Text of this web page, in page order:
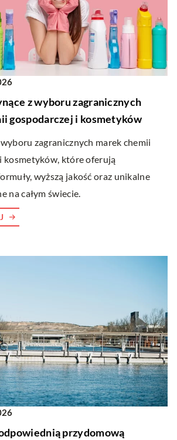
z wyboru zagranicznych
gospodarczej i kosmetyków
zagranicznych marek chemii
kosmetyków, które oferują
wyższą jakość oraz unikalne
na całym świecie.
przydomową
SALON WNĘTRZA
07 sierpnia 2024
Jak stworzyć funkcjonalną strefę
salonie
Odkryj sposoby na kreowanie
relaksu w salonie, która
oraz potrzebami użytkowników.
jak komfort i funkcjonalność mogą